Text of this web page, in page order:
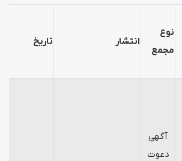
نوع
مجمع
انتشار تاریخ
آگهی
دعوت